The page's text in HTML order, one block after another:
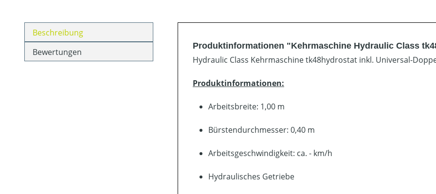
Beschreibung
Bewertungen
Produktinformationen "Kehrmaschine Hydraulic Class
Hydraulic Class Kehrmaschine tk48hydrostat inkl. Universal-
Produktinformationen:
Arbeitsbreite: 1,00 m
Bürstendurchmesser: 0,40 m
Arbeitsgeschwindigkeit: ca. - km/h
Hydraulisches Getriebe